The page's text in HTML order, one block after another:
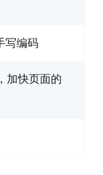
写编码
加快页面的